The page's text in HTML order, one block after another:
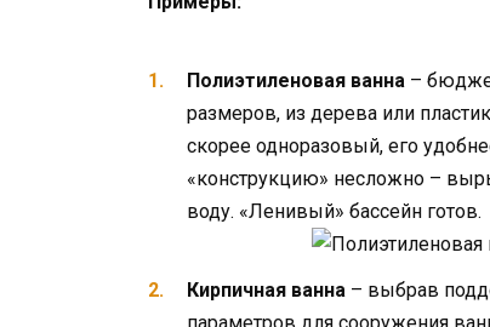
Полиэтиленовая ванна –
размеров, из дерева или
скорее одноразовый, его
«конструкцию» несложно –
воду. «Ленивый» бассейн готов.
Кирпичная ванна – выбрав